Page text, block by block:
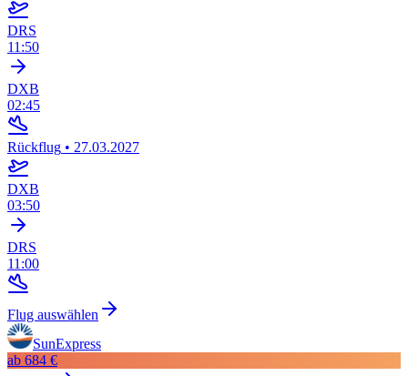
DRS
11:50
DXB
02:45
Rückflug • 27.03.2027
DXB
03:50
DRS
11:00
Flug auswählen
SunExpress
ab 684 €